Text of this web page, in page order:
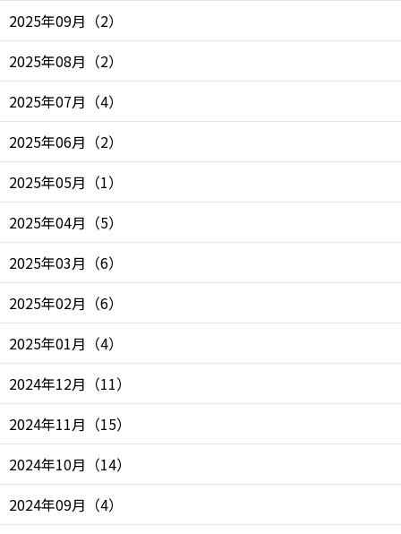
2025年09月 （2）
2025年08月 （2）
2025年07月 （4）
2025年06月 （2）
2025年05月 （1）
2025年04月 （5）
2025年03月 （6）
2025年02月 （6）
2025年01月 （4）
2024年12月 （11）
2024年11月 （15）
2024年10月 （14）
2024年09月 （4）